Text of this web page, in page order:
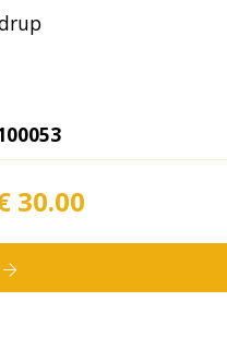
30.00